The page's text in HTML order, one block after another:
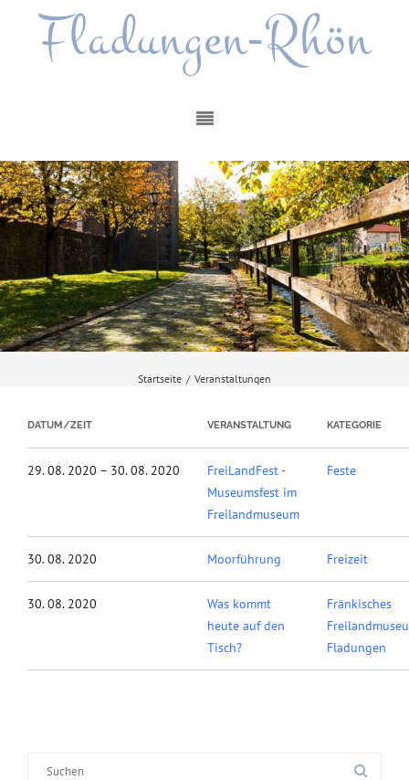
Fladungen-Rhön
Startseite / Veranstaltungen
DATUM/ZEIT VERANSTALTUNG KATEGORIE
29. 08. 2020 – 30. 08. 2020
FreiLandFest -
Museumsfest im
Freilandmuseum
Feste
30. 08. 2020 Moorführung Freizeit
30. 08. 2020
Was kommt
heute auf den
Tisch?
Fränkisches
Fladungen